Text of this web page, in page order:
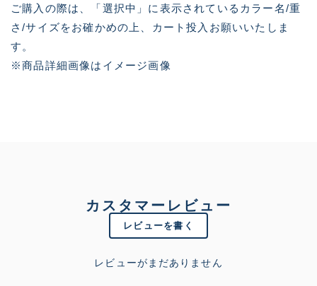
ご購入の際は、「選択中」に表示されているカラー名/重
さ/サイズをお確かめの上、カート投入お願いいたしま
す。
※商品詳細画像はイメージ画像
カスタマーレビュー
レビューを書く
レビューがまだありません